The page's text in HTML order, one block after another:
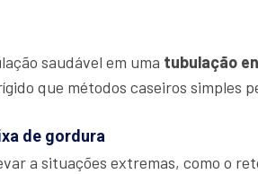
saudável em uma tubulação
que métodos caseiros simples
de gordura
a situações extremas, como o